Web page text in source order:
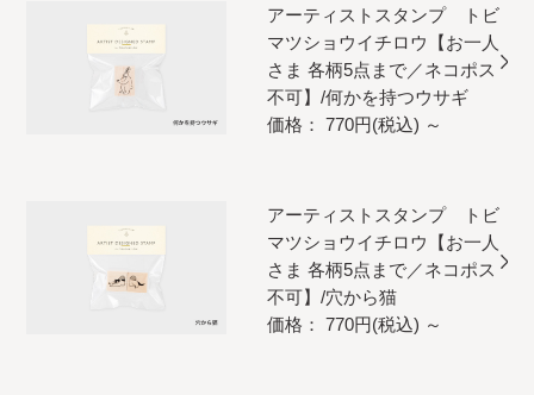
アーティストスタンプ トビ
マツショウイチロウ【お一人
さま 各柄5点まで／ネコポス
不可】/何かを持つウサギ
価格： 770円(税込) ～
アーティストスタンプ トビ
マツショウイチロウ【お一人
さま 各柄5点まで／ネコポス
不可】/穴から猫
価格： 770円(税込) ～